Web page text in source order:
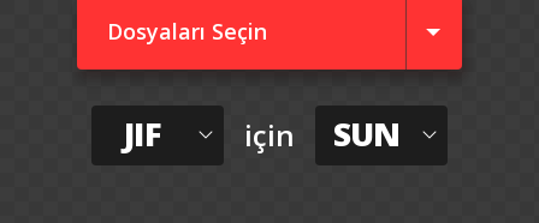
Dosyaları Seçin
JIF için SUN